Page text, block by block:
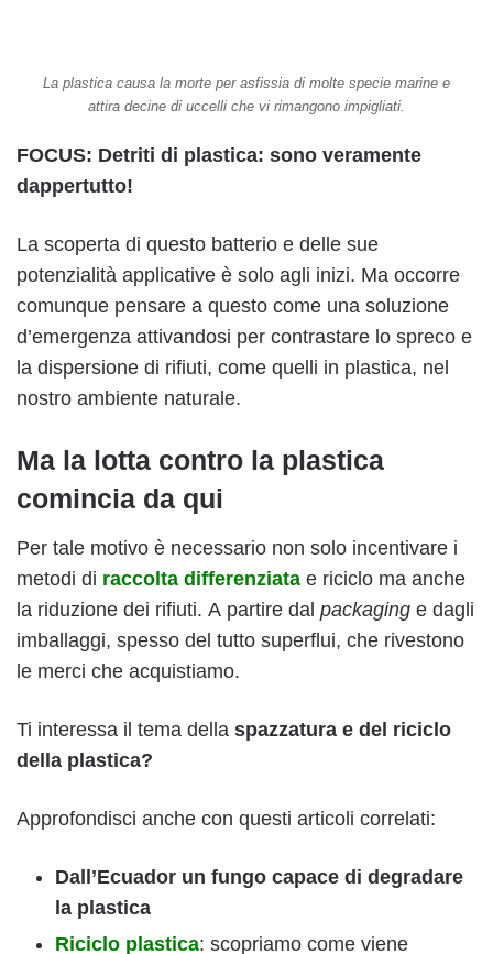
La plastica causa la morte per asfissia di molte specie marine e
attira decine di uccelli che vi rimangono impigliati.
FOCUS: Detriti di plastica: sono veramente
dappertutto!
La scoperta di questo batterio e delle sue
potenzialità applicative è solo agli inizi. Ma occorre
comunque pensare a questo come una soluzione
d’emergenza attivandosi per contrastare lo spreco e
la dispersione di rifiuti, come quelli in plastica, nel
nostro ambiente naturale.
Ma la lotta contro la plastica
comincia da qui
Per tale motivo è necessario non solo incentivare i
metodi di raccolta differenziata e riciclo ma anche
la riduzione dei rifiuti. A partire dal packaging e dagli
imballaggi, spesso del tutto superflui, che rivestono
le merci che acquistiamo.
Ti interessa il tema della spazzatura e del riciclo
della plastica?
Approfondisci anche con questi articoli correlati:
Dall’Ecuador un fungo capace di degradare
la plastica
Riciclo plastica: scopriamo come viene